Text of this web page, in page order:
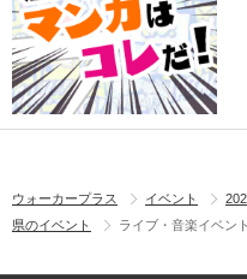
ウォーカープラス イベント
県のイベント
ライブ・音楽イベント